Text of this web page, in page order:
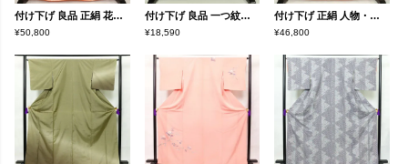
付け下げ 良品 正絹 花柄 袷仕立て 身丈164cm 裄丈66cm 刺繍 橙
¥50,800
付け下げ 良品 一つ紋付き 正絹 古典柄 袷仕立て 身丈162cm 裄丈65.5cm 箔 刺繍 金彩 附下 着物 緑・うぐいす色
¥18,590
付け下げ 正絹 人物・動物柄 袷仕立て 身丈164cm 裄丈65.5cm 一部しつけ糸付き 孔雀 フォーマル 着物 ピンク
¥46,800